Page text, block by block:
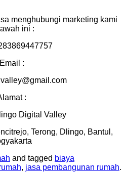
menghubungi marketing kami
ini :
Email :
:
Digital Valley
Terong, Dlingo, Bantul,
and tagged biaya
, jasa pembangunan rumah.